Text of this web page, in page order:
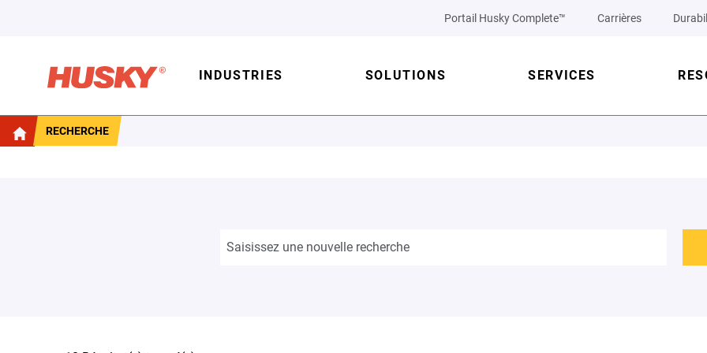
Portail Husky Complete™ Carrières
INDUSTRIES SOLUTIONS SERVICES
RECHERCHE